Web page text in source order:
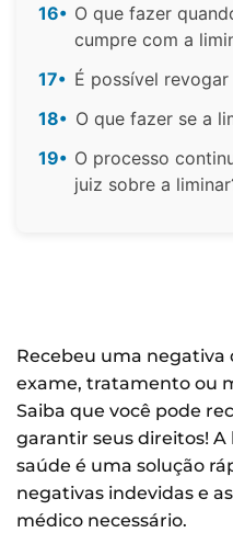
16• O que fazer
cumpre com a
17• É possível revogar
18• O que fazer se a
19• O processo
juiz sobre a
Recebeu uma negativa
exame, tratamento ou
Saiba que você pode
garantir seus direitos!
saúde é uma solução
negativas indevidas e
médico necessário.